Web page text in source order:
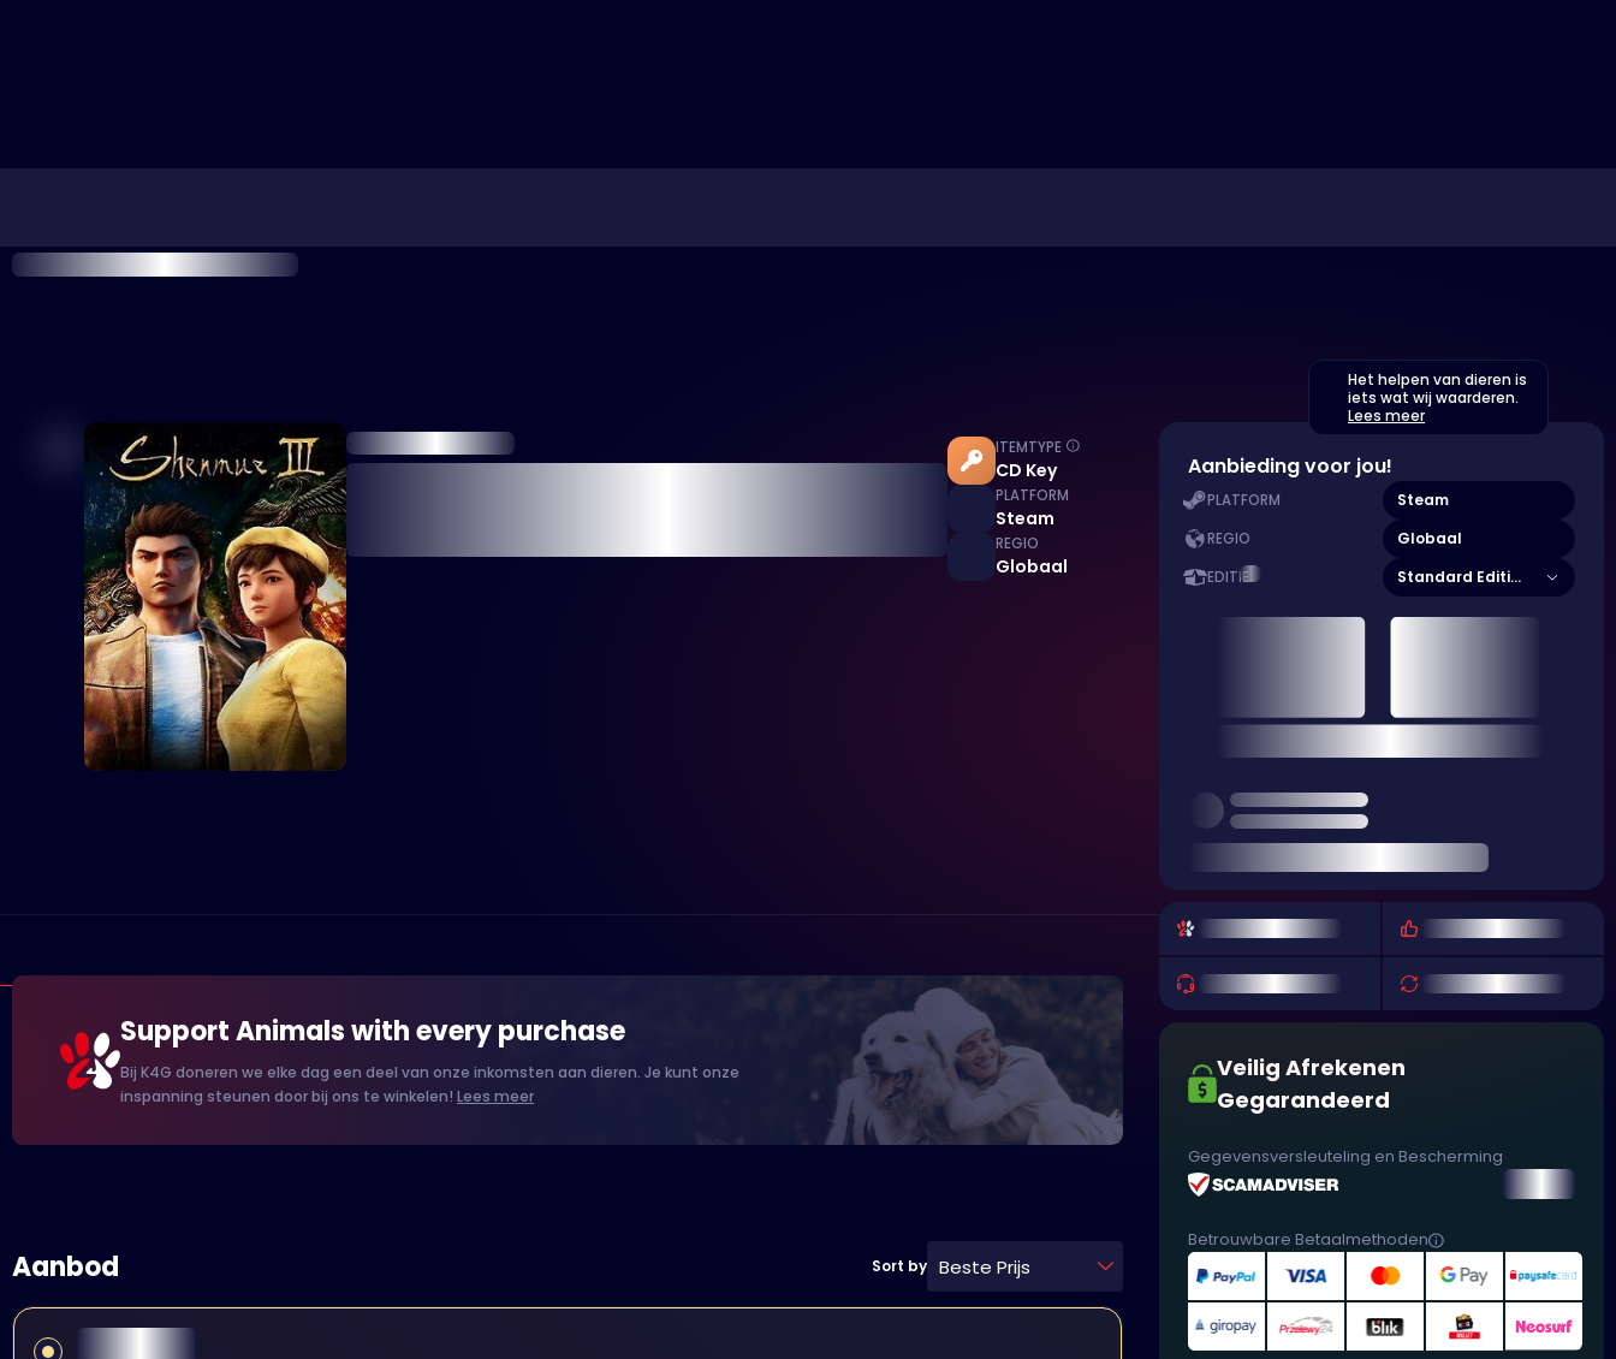
ITEMTYPE
CD Key
PLATFORM
Steam
REGIO
Globaal
Support Animals with every purchase
Bij K4G doneren we elke dag een deel van onze inkomsten aan dieren. Je kunt onze
inspanning steunen door bij ons te winkelen! Lees meer
Aanbod Sort by Beste Prijs
Het helpen van dieren is
iets wat wij waarderen.
Lees meer
Aanbieding voor jou!
PLATFORM Steam
REGIO Globaal
EDITIE Standard Edition
Veilig Afrekenen
Gegarandeerd
Gegevensversleuteling en Bescherming
Betrouwbare Betaalmethoden